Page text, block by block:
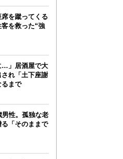
席を蹴ってくる
を救った“強
…」居酒屋で大
れ「土下座謝
まで
性。孤独な老
「そのままで